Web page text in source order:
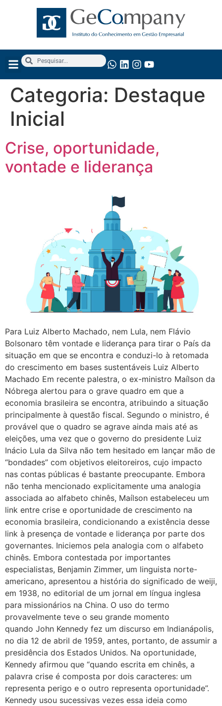
Categoria: Destaque
Inicial
Crise, oportunidade,
vontade e liderança
Para Luiz Alberto Machado, nem Lula, nem Flávio
Bolsonaro têm vontade e liderança para tirar o País da
situação em que se encontra e conduzi-lo à retomada
do crescimento em bases sustentáveis Luiz Alberto
Machado Em recente palestra, o ex-ministro Maílson da
Nóbrega alertou para o grave quadro em que a
economia brasileira se encontra, atribuindo a situação
principalmente à questão fiscal. Segundo o ministro, é
provável que o quadro se agrave ainda mais até as
eleições, uma vez que o governo do presidente Luiz
Inácio Lula da Silva não tem hesitado em lançar mão de
“bondades” com objetivos eleitoreiros, cujo impacto
nas contas públicas é bastante preocupante. Embora
não tenha mencionado explicitamente uma analogia
associada ao alfabeto chinês, Maílson estabeleceu um
link entre crise e oportunidade de crescimento na
economia brasileira, condicionando a existência desse
link à presença de vontade e liderança por parte dos
governantes. Iniciemos pela analogia com o alfabeto
chinês. Embora contestada por importantes
especialistas, Benjamin Zimmer, um linguista norte-
americano, apresentou a história do significado de weiji,
em 1938, no editorial de um jornal em língua inglesa
para missionários na China. O uso do termo
provavelmente teve o seu grande momento
quando John Kennedy fez um discurso em Indianápolis,
no dia 12 de abril de 1959, antes, portanto, de assumir a
presidência dos Estados Unidos. Na oportunidade,
Kennedy afirmou que “quando escrita em chinês, a
palavra crise é composta por dois caracteres: um
representa perigo e o outro representa oportunidade”.
Kennedy usou sucessivas vezes essa ideia como